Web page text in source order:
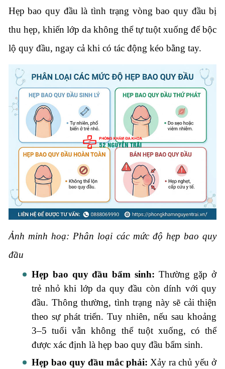
Hẹp bao quy đầu là tình trạng vòng bao quy đầu bị
thu hẹp, khiến lớp da không thể tự tuột xuống để bộc
lộ quy đầu, ngay cả khi có tác động kéo bằng tay.
Ảnh minh hoạ: Phân loại các mức độ hẹp bao quy
đầu
Hẹp bao quy đầu bẩm sinh: Thường gặp ở
trẻ nhỏ khi lớp da quy đầu còn dính với quy
đầu. Thông thường, tình trạng này sẽ cải thiện
theo sự phát triển. Tuy nhiên, nếu sau khoảng
3–5 tuổi vẫn không thể tuột xuống, có thể
được xác định là hẹp bao quy đầu bẩm sinh.
Hẹp bao quy đầu mắc phải: Xảy ra chủ yếu ở